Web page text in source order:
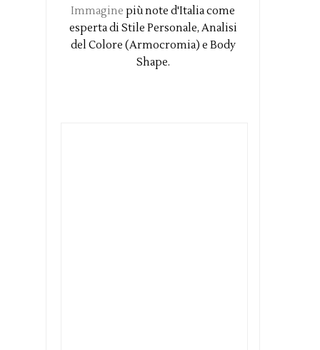
Immagine più note d'Italia come
esperta di Stile Personale, Analisi
del Colore (Armocromia) e Body
Shape.